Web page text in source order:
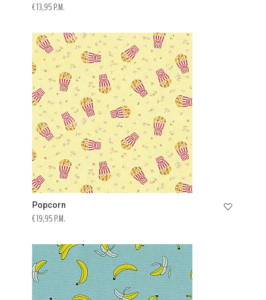
€ 13,95 P.M.
Popcorn
€ 19,95 P.M.